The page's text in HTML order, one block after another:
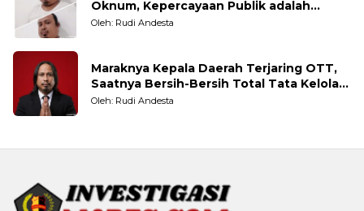
Oknum, Kepercayaan Publik adalah
Taruhannya
Oleh: Rudi Andesta
Maraknya Kepala Daerah Terjaring OTT,
Saatnya Bersih-Bersih Total Tata Kelola
Pemerintahan
Oleh: Rudi Andesta